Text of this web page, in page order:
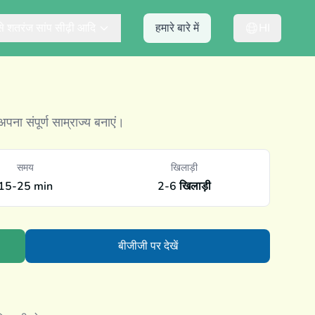
हमारे बारे में
संपूर्ण साम्राज्य बनाएं।
समय
25 min
खिलाड़ी
2-6 खिलाड़ी
बीजीजी पर देखें